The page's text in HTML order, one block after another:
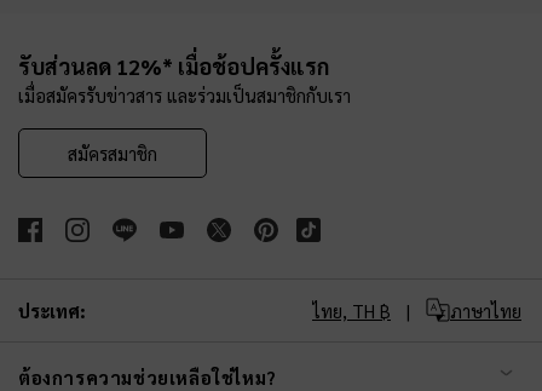
รับส่วนลด 12%* เมื่อช้อปครั้งแรก
เมื่อสมัครรับข่าวสาร และร่วมเป็นสมาชิกกับเรา
สมัครสมาชิก
ประเทศ: ไทย, TH ฿ ภาษาไทย
ต้องการความช่วยเหลือใช่ไหม?